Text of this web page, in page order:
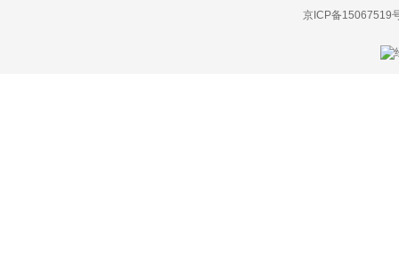
京ICP备15067519